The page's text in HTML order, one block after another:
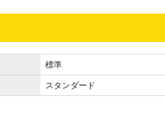
標準
スタンダード